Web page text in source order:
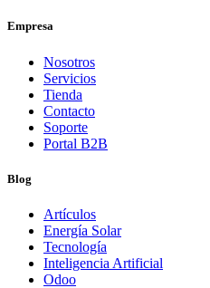
Empresa
Nosotros
Servicios
Tienda
Contacto
Soporte
Portal B2B
Blog
Artículos
Energía Solar
Tecnología
Inteligencia Artificial
Odoo